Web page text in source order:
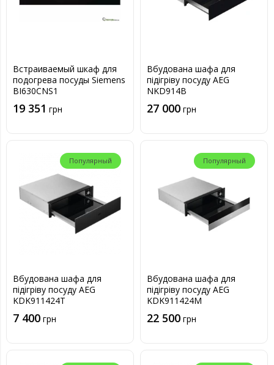
Встраиваемый шкаф для
подогрева посуды Siemens
BI630CNS1
19 351 грн
Вбудована шафа для
підігріву посуду AEG
NKD914B
27 000 грн
Популярный
Вбудована шафа для
підігріву посуду AEG
KDK911424T
7 400 грн
Популярный
Вбудована шафа для
підігріву посуду AEG
KDK911424M
22 500 грн